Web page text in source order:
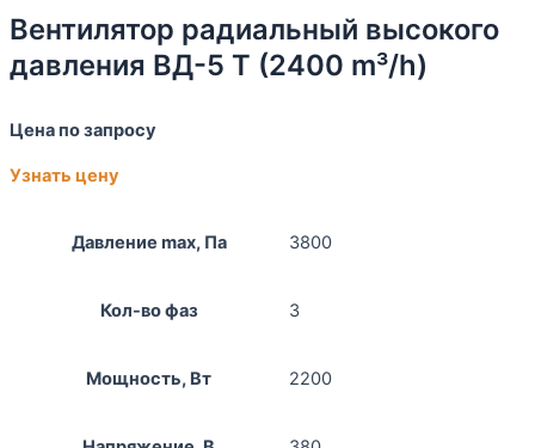
Вентилятор радиальный высокого
давления ВД-5 Т (2400 m³/h)
Цена по запросу
Узнать цену
Давление max, Па 3800
Кол-во фаз 3
Мощность, Вт 2200